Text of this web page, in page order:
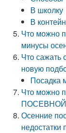
В школку
В
Что можно
минусы
Что сажать
новую
Посадка
Что можно
ПОСЕВНОЙ
Осенние
недостатки